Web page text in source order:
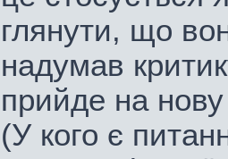
глянути, що
надумав
прийде на
(У кого є